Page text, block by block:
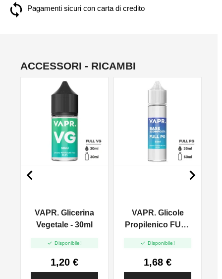
Pagamenti sicuri con carta di credito
ACCESSORI - RICAMBI
VAPR. Glicerina
Vegetale - 30ml
 Disponibile!
1,20 €
VAPR. Glicole
Propilenico FULL
 Disponibile!
1,68 €
 